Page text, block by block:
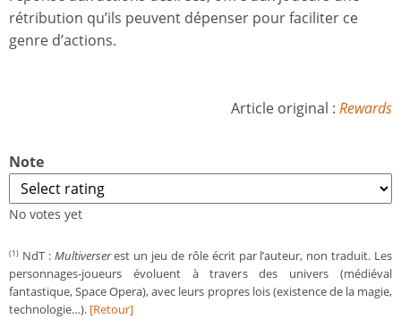
rétribution qu’ils peuvent dépenser pour faciliter ce
genre d’actions.
Article original : Rewards
Note
No votes yet
(1) NdT : Multiverserest un jeu de rôle écrit par l’auteur, non traduit. Les
personnages-joueurs évoluent à travers des univers (médiéval
fantastique, Space Opera), avec leurs propres lois (existence de la magie,
technologie…). [Retour]